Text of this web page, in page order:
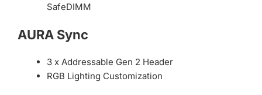
SafeDIMM
AURA Sync
3 x Addressable Gen 2 Header
RGB Lighting Customization